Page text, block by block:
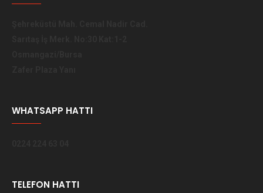
WHATSAPP HATTI
TELEFON HATTI